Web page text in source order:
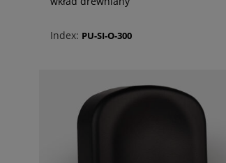
Index: PU-SI-O-300